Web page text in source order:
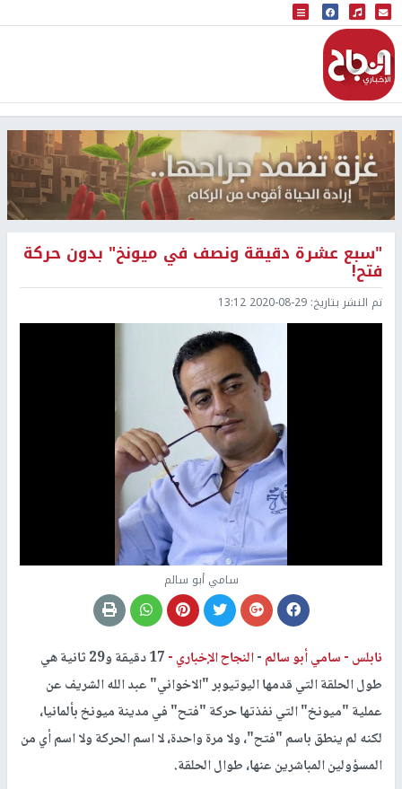
البث المباشر
إذاعة النجاح
"سبع عشرة دقيقة ونصف في ميونخ" بدون حركة
فتح!
تم النشر بتاريخ: 2020-08-29 13:12
سامي أبو سالم
نابلس -سامي أبو سالم-النجاح الإخباري -
17 دقيقة و29 ثانية هي
طول الحلقة التي قدمها اليوتيوبر "الاخواني" عبد الله الشريف عن
عملية "ميونخ" التي نفذتها حركة "فتح" في مدينة ميونخ بألمانيا،
لكنه لم ينطق باسم "فتح"، ولا مرة واحدة، لا اسم الحركة ولا اسم أي من
المسؤولين المباشرين عنها، طوال الحلقة.